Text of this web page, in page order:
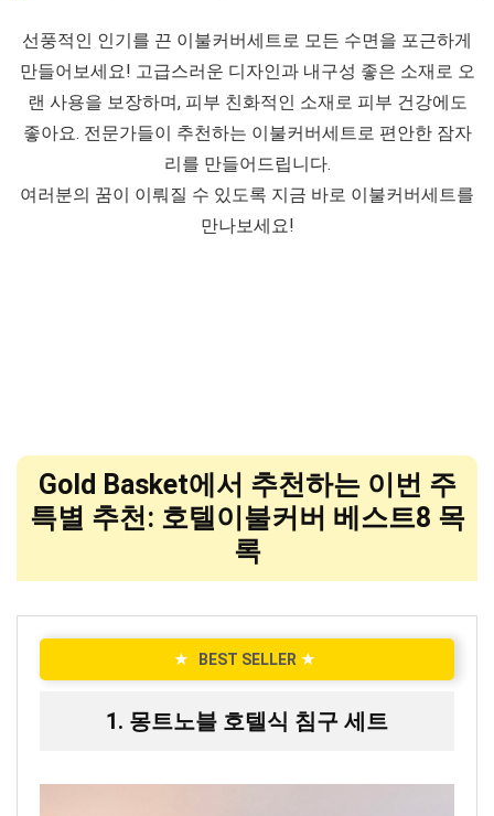
선풍적인 인기를 끈 이불커버세트로 모든 수면을 포근하게
만들어보세요! 고급스러운 디자인과 내구성 좋은 소재로 오
랜 사용을 보장하며, 피부 친화적인 소재로 피부 건강에도
좋아요. 전문가들이 추천하는 이불커버세트로 편안한 잠자
리를 만들어드립니다.
여러분의 꿈이 이뤄질 수 있도록 지금 바로 이불커버세트를
만나보세요!
Gold Basket에서 추천하는 이번 주
특별 추천: 호텔이불커버 베스트8 목
록
★ BEST SELLER ★
1. 몽트노블 호텔식 침구 세트